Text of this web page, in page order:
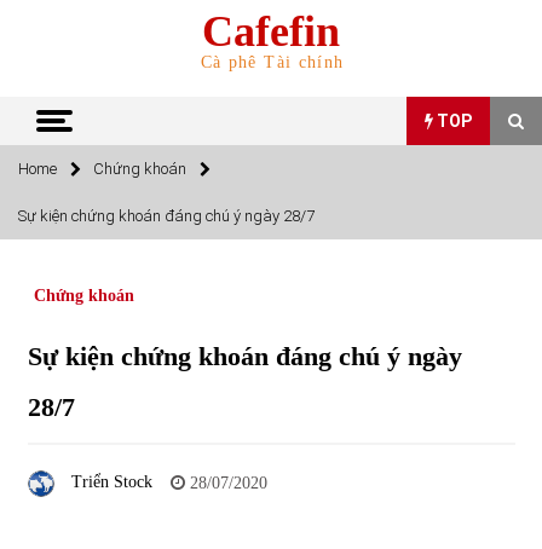
Cafefin
Cà phê Tài chính
TOP
TOP
Top 10 mặt hàng Việt Nam nhập khẩu nhiều nhất tháng
Top 10 mặt hàng Việt Nam xuất khẩu nhiều nhất tháng
Home Chứng khoán
Sự kiện chứng khoán đáng chú ý ngày 28/7
Chứng khoán
Sự kiện chứng khoán đáng chú ý ngày
28/7
Triển Stock 28/07/2020